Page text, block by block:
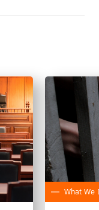
งถึงช่องทางอื่นที่
ถึงเทคโนโลยี
คำพิพากษาทาง VDO
ด้วยการสร้างความ
มสามารถ
ศาลจะเข้ม
เนื่อง และสามารถเจริญ
มภิบาล
ริมสิ่งแวดล้อม ไม่ก่อ
มให้เป็นสีเขียว นอกจาก
ความยุติธรรมต้อง What We